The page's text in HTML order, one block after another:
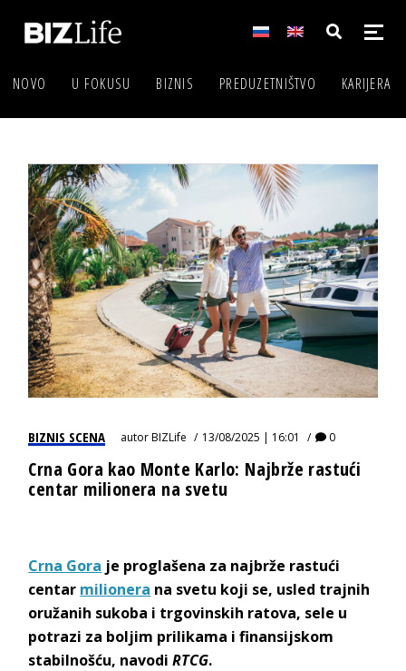
NOVO U FOKUSU BIZNIS PREDUZETNIŠTVO KARIJERA
BIZNIS SCENA autorBIZLife 13/08/2025 | 16:01 0
Crna Gora kao Monte Karlo: Najbrže rastući
centar milionera na svetu
Crna Gora je proglašena za najbrže rastući
centar milionera na svetu koji se, usled trajnih
oružanih sukoba i trgovinskih ratova, sele u
potrazi za boljim prilikama i finansijskom
stabilnošću, navodiRTCG.